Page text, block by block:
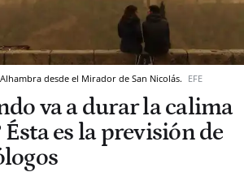
desde el Mirador de San Nicolás. EFE
va a durar la calima
Ésta es la previsión de